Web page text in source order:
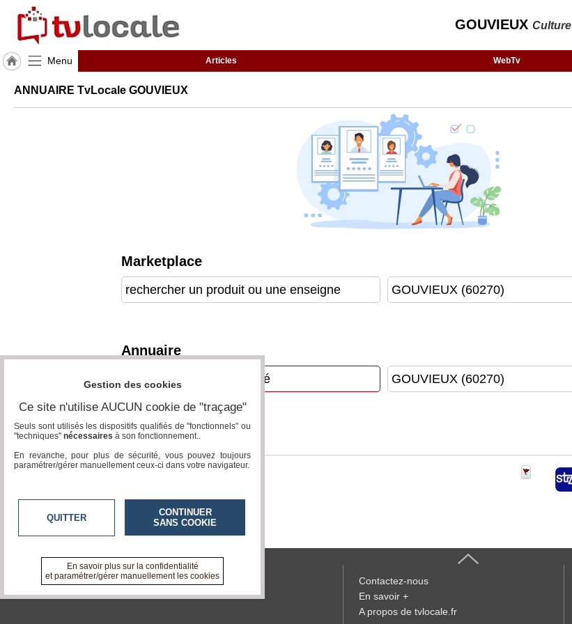
GOUVIEUX Culture
Menu Articles WebTv
J'adhère
Médias
Blogs
Inscription
annuaire
pro
ANNUAIRE TvLocale GOUVIEUX
Marketplace
Annuaire
tvlocale.fr
Contactez-nous
En savoir +
A propos de tvlocale.fr
Gestion des cookies
Ce site n'utilise AUCUN cookie de "traçage"
Seuls sont utilisés les dispositifs qualifiés de "fonctionnels" ou
"techniques" nécessaires à son fonctionnement..
En revanche, pour plus de sécurité, vous pouvez toujours
paramétrer/gérer manuellement ceux-ci dans votre navigateur.
QUITTER
CONTINUER
SANS COOKIE
En savoir plus sur la confidentialité
et paramétrer/gérer manuellement les cookies